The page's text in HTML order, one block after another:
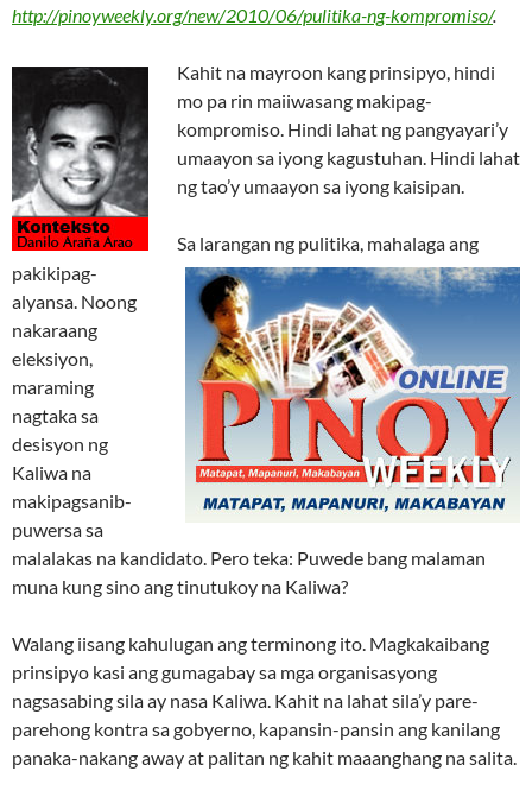
http://pinoyweekly.org/new/2010/06/pulitika-ng-kompromiso/.
Kahit na mayroon kang prinsipyo, hindi
mo pa rin maiiwasang makipag-
kompromiso. Hindi lahat ng pangyayari’y
umaayon sa iyong kagustuhan. Hindi lahat
ng tao’y umaayon sa iyong kaisipan.
Sa larangan ng pulitika, mahalaga ang
pakikipag-
alyansa. Noong
nakaraang
eleksiyon,
maraming
nagtaka sa
desisyon ng
Kaliwa na
makipagsanib-
puwersa sa
malalakas na kandidato. Pero teka: Puwede bang malaman
muna kung sino ang tinutukoy na Kaliwa?
Walang iisang kahulugan ang terminong ito. Magkakaibang
prinsipyo kasi ang gumagabay sa mga organisasyong
nagsasabing sila ay nasa Kaliwa. Kahit na lahat sila’y pare-
parehong kontra sa gobyerno, kapansin-pansin ang kanilang
panaka-nakang away at palitan ng kahit maaanghang na salita.